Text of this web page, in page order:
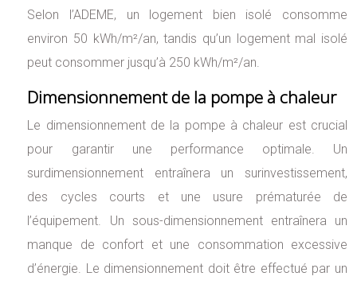
Selon l’ADEME, un logement bien isolé consomme
environ 50 kWh/m²/an, tandis qu’un logement mal isolé
peut consommer jusqu’à 250 kWh/m²/an.
Dimensionnement de la pompe à chaleur
Le dimensionnement de la pompe à chaleur est crucial
pour garantir une performance optimale. Un
surdimensionnement entraînera un surinvestissement,
des cycles courts et une usure prématurée de
l’équipement. Un sous-dimensionnement entraînera un
manque de confort et une consommation excessive
d’énergie. Le dimensionnement doit être effectué par un